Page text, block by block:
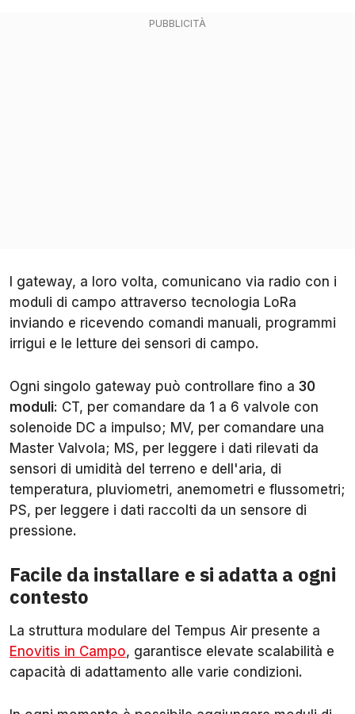
I gateway, a loro volta, comunicano via radio con i
moduli di campo attraverso tecnologia LoRa
inviando e ricevendo comandi manuali, programmi
irrigui e le letture dei sensori di campo.
Ogni singolo gateway può controllare fino a 30
moduli: CT, per comandare da 1 a 6 valvole con
solenoide DC a impulso; MV, per comandare una
Master Valvola; MS, per leggere i dati rilevati da
sensori di umidità del terreno e dell'aria, di
temperatura, pluviometri, anemometri e flussometri;
PS, per leggere i dati raccolti da un sensore di
pressione.
Facile da installare e si adatta a ogni
contesto
La struttura modulare del Tempus Air presente a
Enovitis in Campo, garantisce elevate scalabilità e
capacità di adattamento alle varie condizioni.